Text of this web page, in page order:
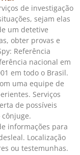
de investigação
sejam elas
um detetive
obter provas e
Referência
nacional em
em todo o Brasil.
uma equipe de
Serviços
de possíveis
informações para
Localização
ou testemunhas.